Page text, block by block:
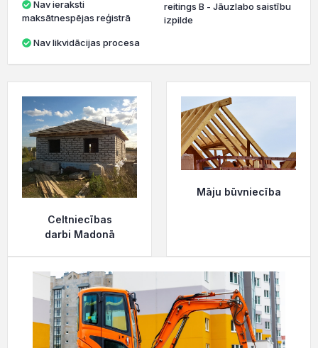
maksātnespējas reģistrā
Nav likvidācijas procesa
reitings B - Jāuzlabo saistību
izpilde
Celtniecības
darbi Madonā
Māju būvniecība